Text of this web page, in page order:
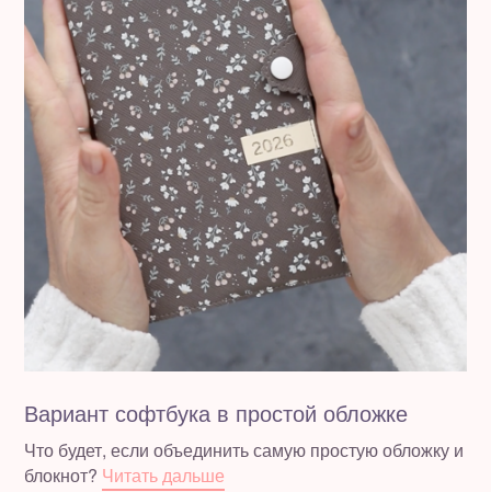
Вариант софтбука в простой обложке
Что будет, если объединить самую простую обложку и
блокнот? Читать дальше